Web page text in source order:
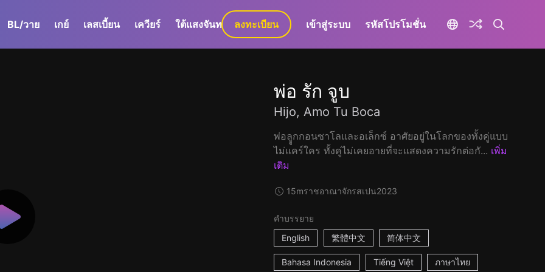
BL/วาย เกย์ เลสเบี้ยน เควียร์ ใต้แสงจันทร์ GaLa+
ลงทะเบียน เข้าสู่ระบบ รหัสโปรโมชั่น
พ่อ รัก จูบ
Hijo, Amo Tu Boca
พ่อลููกกอนซาโลและอเล็กซ์ อาศัยอยู่ในโลกของทั้งคู่แบบ
ไม่แคร์ใคร ทั้งคู่ไม่เคยอายที่จะแสดงความรักต่อกั... เพิ่ม
เติม
15mราชอาณาจักรสเปน2023
คำบรรยาย
English
繁體中文 简体中文
Bahasa Indonesia Tiếng Việt ภาษาไทย